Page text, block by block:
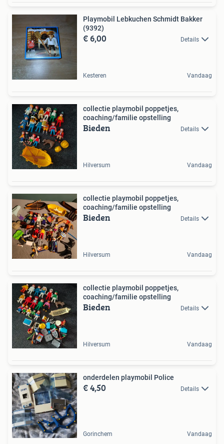
Playmobil Lebkuchen Schmidt Bakker
(9392)
€ 6,00 Details
Kesteren Vandaag
collectie playmobil poppetjes,
coaching/familie opstelling
Bieden Details
Hilversum Vandaag
collectie playmobil poppetjes,
coaching/familie opstelling
Bieden Details
Hilversum Vandaag
collectie playmobil poppetjes,
coaching/familie opstelling
Bieden Details
Hilversum Vandaag
onderdelen playmobil Police
€ 4,50 Details
Gorinchem Vandaag